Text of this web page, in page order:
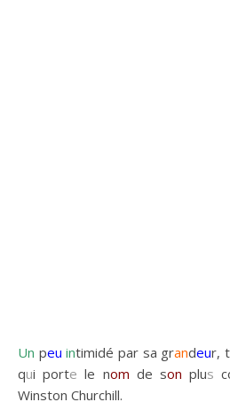
Un peu intimidé par sa grandeur,
qui porte le nom de son plus
Winston Churchill.